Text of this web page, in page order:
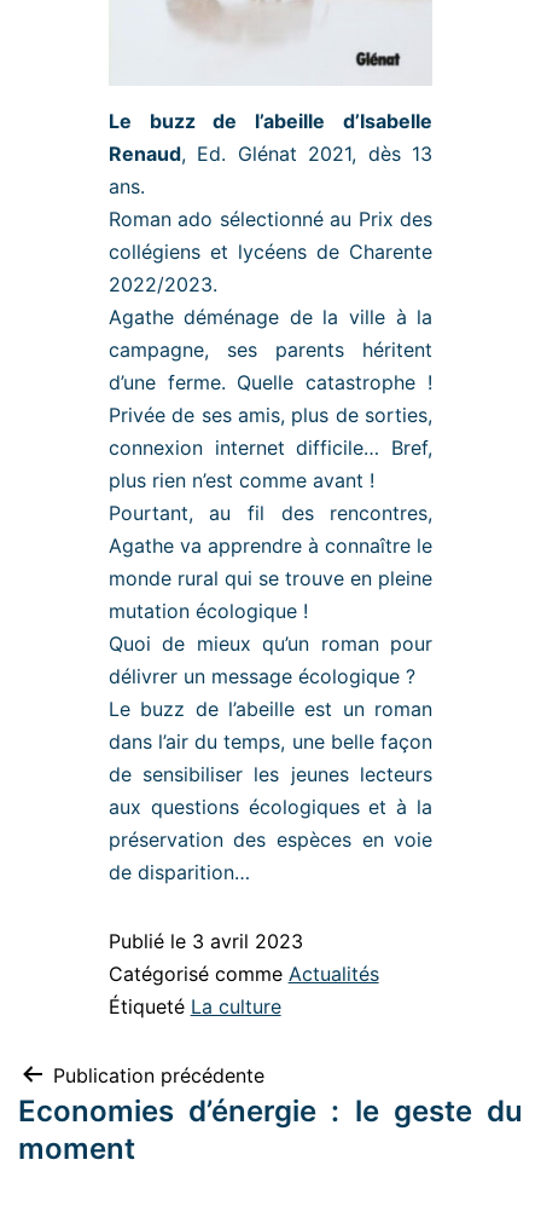
Le buzz de l’abeille d’Isabelle
Renaud, Ed. Glénat 2021, dès 13
ans.
Roman ado sélectionné au Prix des
collégiens et lycéens de Charente
2022/2023.
Agathe déménage de la ville à la
campagne, ses parents héritent
d’une ferme. Quelle catastrophe !
Privée de ses amis, plus de sorties,
connexion internet difficile… Bref,
plus rien n’est comme avant !
Pourtant, au fil des rencontres,
Agathe va apprendre à connaître le
monde rural qui se trouve en pleine
mutation écologique !
Quoi de mieux qu’un roman pour
délivrer un message écologique ?
Le buzz de l’abeille est un roman
dans l’air du temps, une belle façon
de sensibiliser les jeunes lecteurs
aux questions écologiques et à la
préservation des espèces en voie
de disparition…
Publié le 3 avril 2023
Catégorisé comme Actualités
Étiqueté La culture
Publication précédente
Economies d’énergie : le geste du
moment